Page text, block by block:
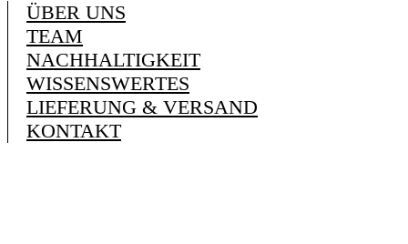
ÜBER UNS
TEAM
NACHHALTIGKEIT
WISSENSWERTES
LIEFERUNG & VERSAND
KONTAKT